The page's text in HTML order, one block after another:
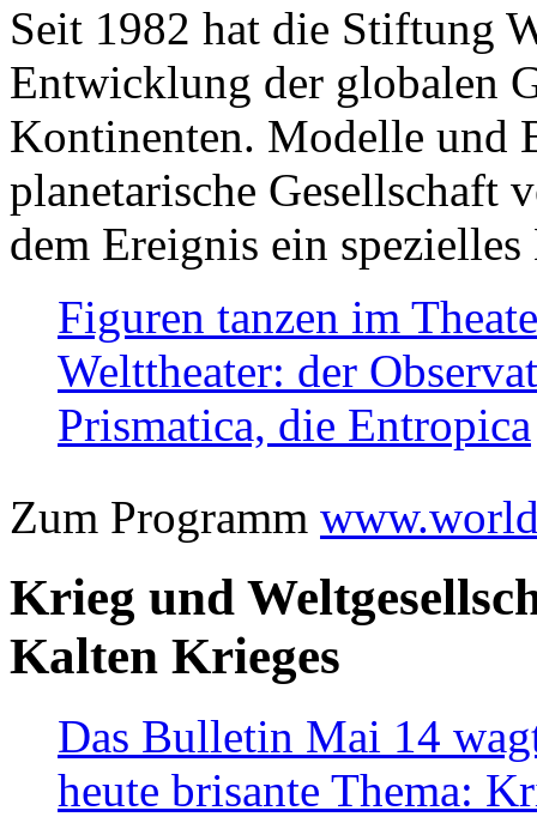
Seit 1982 hat die Stiftung
Entwicklung der globalen
Kontinenten. Modelle und
planetarische Gesellschaft
dem Ereignis ein
Figuren tanzen im
Welttheater: der
Prismatica, die Entropica
Zum Programm
Krieg und
Kalten Krieges
Das Bulletin Mai 14
heute brisante Thema: